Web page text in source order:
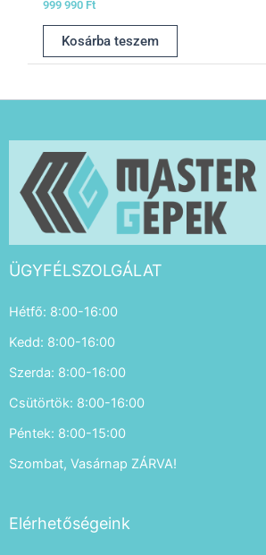
999 990 Ft
Kosárba teszem
ÜGYFÉLSZOLGÁLAT
Hétfő: 8:00-16:00
Kedd: 8:00-16:00
Szerda: 8:00-16:00
Csütörtök: 8:00-16:00
Péntek: 8:00-15:00
Szombat, Vasárnap ZÁRVA!
Elérhetőségeink